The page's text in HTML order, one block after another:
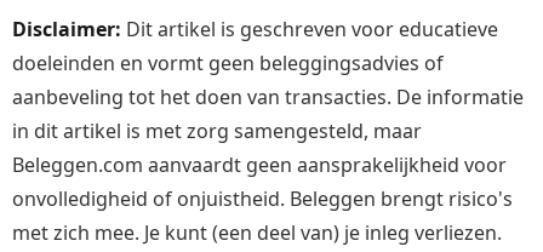
Disclaimer: Dit artikel is geschreven voor educatieve
doeleinden en vormt geen beleggingsadvies of
aanbeveling tot het doen van transacties. De informatie
in dit artikel is met zorg samengesteld, maar
Beleggen.com aanvaardt geen aansprakelijkheid voor
onvolledigheid of onjuistheid. Beleggen brengt risico's
met zich mee. Je kunt (een deel van) je inleg verliezen.